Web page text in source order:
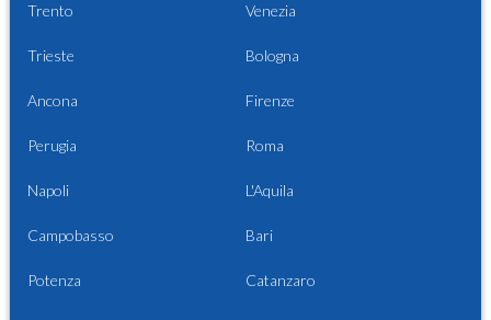
Trento Venezia
Trieste Bologna
Ancona Firenze
Perugia Roma
Napoli L'Aquila
Campobasso Bari
Potenza Catanzaro